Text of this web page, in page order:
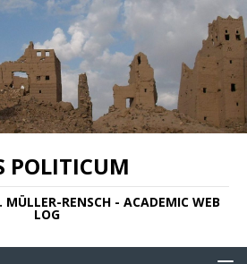
POLITICUM
RENSCH - ACADEMIC WEB
LOG